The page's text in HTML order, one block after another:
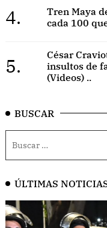
4.
Tren Maya
cada 100
5.
César
insultos de
(Videos) ..
BUSCAR
ÚLTIMAS